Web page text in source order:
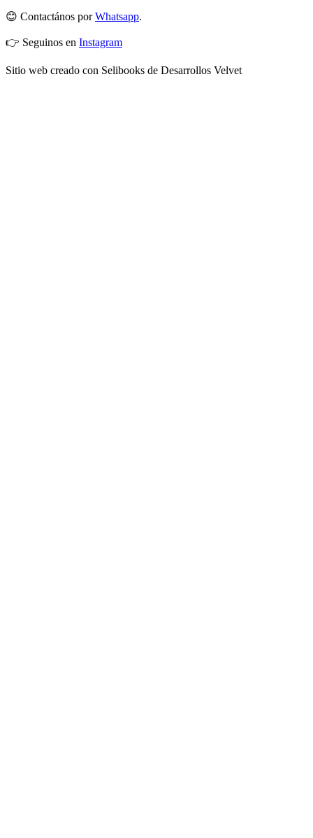
😊 Contactános porWhatsapp.
👉 Seguinos en Instagram
Sitio web creado con Selibooks de Desarrollos Velvet